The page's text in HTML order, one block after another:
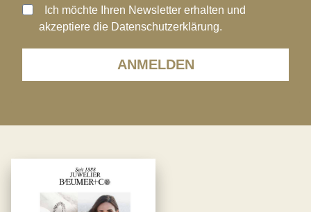
ANMELDEN
Ich möchte Ihren Newsletter erhalten und
akzeptiere die Datenschutzerklärung.